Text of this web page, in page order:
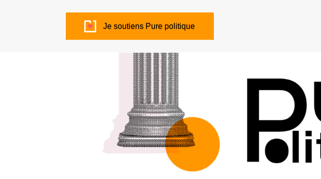
Je soutiens Pure politique